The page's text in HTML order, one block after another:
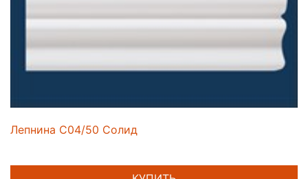
Лепнина C04/50 Солид